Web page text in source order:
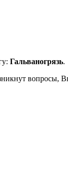
Гальваногрязь.
вопросы,